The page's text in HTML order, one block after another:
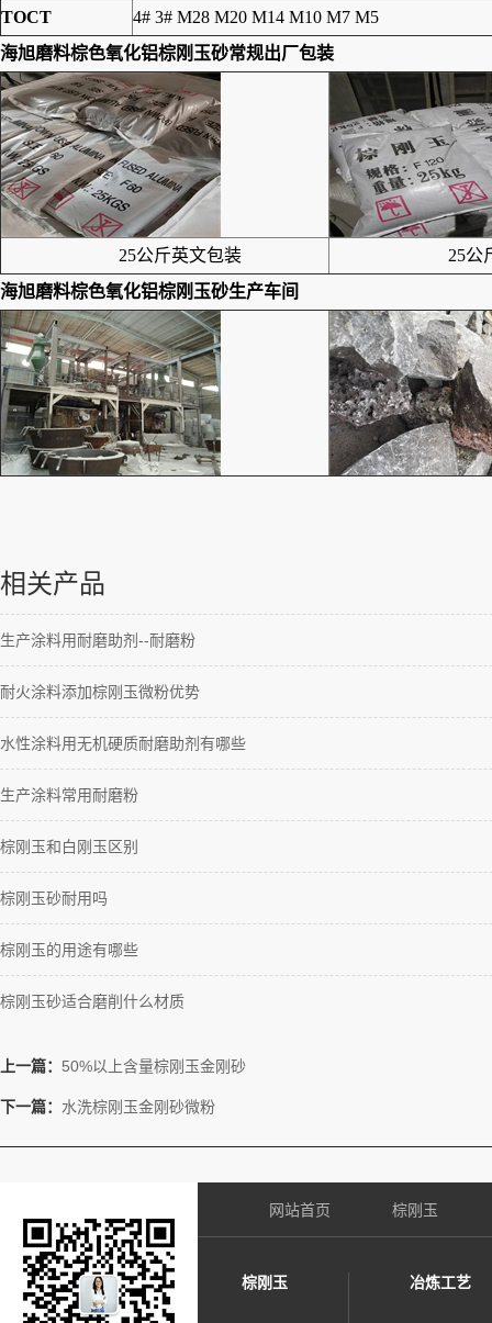
TOCT
4# 3# M28 M20 M14 M10 M7 M5
海旭磨料棕色氧化铝棕刚玉砂常规出厂包装
25公斤英文包装
25公
海旭磨料棕色氧化铝棕刚玉砂生产车间
相关产品
生产涂料用耐磨助剂--耐磨粉
耐火涂料添加棕刚玉微粉优势
水性涂料用无机硬质耐磨助剂有哪些
生产涂料常用耐磨粉
棕刚玉和白刚玉区别
棕刚玉砂耐用吗
棕刚玉的用途有哪些
棕刚玉砂适合磨削什么材质
上一篇： 50%以上含量棕刚玉金刚砂
下一篇： 水洗棕刚玉金刚砂微粉
网站首页 棕刚玉
棕刚玉 冶炼工艺